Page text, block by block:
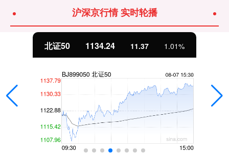
沪深京行情 实时轮播
北证50 1134.24 11.37 1.01%